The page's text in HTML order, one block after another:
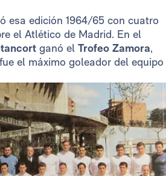
esa edición 1964/65 con cuatro
el Atlético de Madrid. En el
ganó el Trofeo Zamora,
fue el máximo goleador del equipo